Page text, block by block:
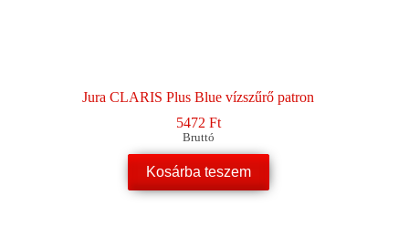
Jura CLARIS Plus Blue vízszűrő patron
5472 Ft
Bruttó
Kosárba teszem